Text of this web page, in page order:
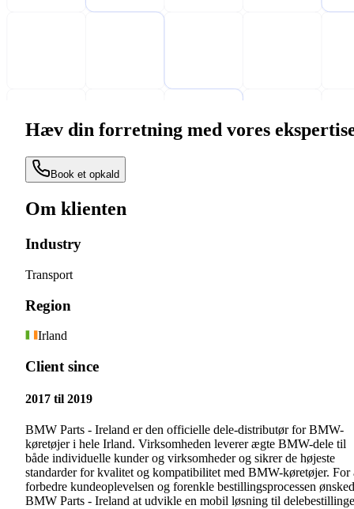
Hæv din forretning med vores
Book et opkald
Om klienten
Industry
Transport
Region
Irland
Client since
2017 til 2019
BMW Parts - Ireland er den officielle dele-distributør for BMW-
køretøjer i hele Irland. Virksomheden leverer ægte BMW-dele til
både individuelle kunder og virksomheder og sikrer de højeste
standarder for kvalitet og kompatibilitet med BMW-køretøjer. For
forbedre kundeoplevelsen og forenkle bestillingsprocessen
BMW Parts - Ireland at udvikle en mobil løsning til